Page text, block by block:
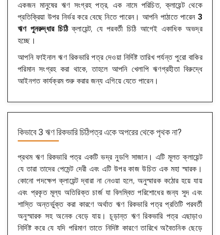
একজন মানুষের ঋণ সংগ্রহ পত্র, এক নামে পরিচিত, ক্লায়েন্ট থেকে
প্রতিক্রিয়া উপর নির্ভর করে বেছে নিতে পারেন। আপনি পাঠাতে পারেন 3
ঋণ পুনরুদ্ধার চিঠিক্লায়েন্ট, যে পরবর্তী চিঠি আগেই একাধিক অভদ্র
হচ্ছে।
আপনি ফাইনাল ঋণ রিকভারি পত্র দেওয়া নির্দিষ্ট তারিখ পর্যন্ত পুরো বাকির
পরিমান সংগ্রহ করা থাকে, তাহলে আপনি খেলাপি ঋণগ্রহীতা বিরুদ্ধে
আইনগত কার্যক্রম শুরু করার জন্য এগিয়ে যেতে পারেন।
কিভাবে 3 ঋণ রিকভারি চিঠিপত্র একে অপরের থেকে পৃথক না?
প্রথম ঋণ রিকভারি পত্র একটি ভদ্র নুডগি সাজান। এটি মূলত ক্লায়েন্ট
যে তারা তাদের পেমেন্ট দেরী এবং এটি উপর কাজ উচিত এক মহা স্মারক।
কোনো পদক্ষেপ ক্লায়েন্ট দ্বারা না নেওয়া হলে, অনুস্মারক কঠোর হয়ে যায়
এবং প্রকৃত মূল্য অতিরিক্ত চার্জ যা বিলম্বিত পরিশোধের জন্য সুদ এবং
শাস্তি অন্তর্ভুক্ত করা কারণে অর্থাত ঋণ রিকভারি পত্র প্রতিটি পরবর্তী
অনুস্মারক সহ অনেক বেড়ে যায়। চূড়ান্ত ঋণ রিকভারি পত্র এছাড়াও
নির্দিষ্ট করে যে যদি পরিমাণ তাতে নিদিষ্ট কারণে তারিখে অবৈতনিক ছেড়ে